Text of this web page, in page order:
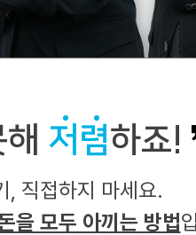
저렴하죠!
, 직접하지 마세요.
을 모두 아끼는 방법